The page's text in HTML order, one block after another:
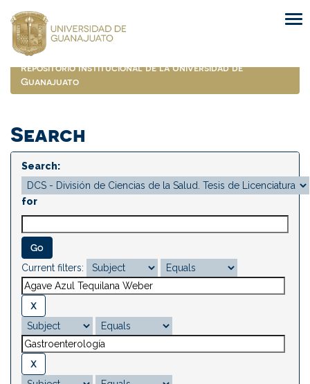
navigation
Repositorio Institucional de la Universidad de
Guanajuato
Search
Search:
for
Current filters: